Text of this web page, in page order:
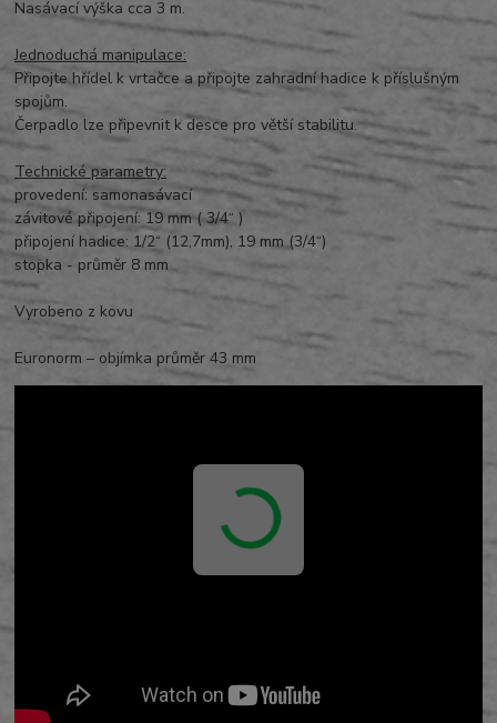
Nasávací výška cca 3 m.
Jednoduchá manipulace:
Připojte hřídel k vrtačce a připojte zahradní hadice k příslušným
spojům.
Čerpadlo lze připevnit k desce pro větší stabilitu.
Technické parametry:
provedení: samonasávací
závitové připojení: 19 mm ( 3/4“ )
připojení hadice: 1/2“ (12,7mm), 19 mm (3/4“)
stopka - průměr 8 mm
Vyrobeno z kovu
Euronorm – objímka průměr 43 mm